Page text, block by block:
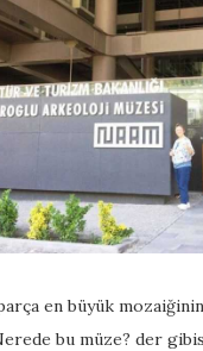
en büyük
bu müze? der